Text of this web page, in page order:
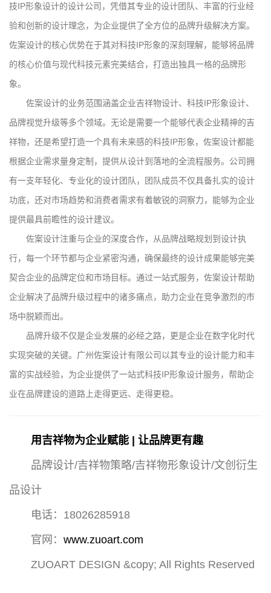
技IP形象设计的设计公司，凭借其专业的设计团队、丰富的行业经
验和创新的设计理念，为企业提供了全方位的品牌升级解决方案。
佐案设计的核心优势在于其对科技IP形象的深刻理解，能够将品牌
的核心价值与现代科技元素完美结合，打造出独具一格的品牌形
象。
佐案设计的业务范围涵盖企业吉祥物设计、科技IP形象设计、
品牌视觉升级等多个领域。无论是需要一个能够代表企业精神的吉
祥物，还是希望打造一个具有未来感的科技IP形象，佐案设计都能
根据企业需求量身定制，提供从设计到落地的全流程服务。公司拥
有一支年轻化、专业化的设计团队，团队成员不仅具备扎实的设计
功底，还对市场趋势和消费者需求有着敏锐的洞察力，能够为企业
提供最具前瞻性的设计建议。
佐案设计注重与企业的深度合作，从品牌战略规划到设计执
行，每一个环节都与企业紧密沟通，确保最终的设计成果能够完美
契合企业的品牌定位和市场目标。通过一站式服务，佐案设计帮助
企业解决了品牌升级过程中的诸多痛点，助力企业在竞争激烈的市
场中脱颖而出。
品牌升级不仅是企业发展的必经之路，更是企业在数字化时代
实现突破的关键。广州佐案设计有限公司以其专业的设计能力和丰
富的实战经验，为企业提供了一站式科技IP形象设计服务，帮助企
业在品牌建设的道路上走得更远、走得更稳。
用吉祥物为企业赋能 | 让品牌更有趣
品牌设计/吉祥物策略/吉祥物形象设计/文创衍生
品设计
电话：18026285918
官网： www.zuoart.com
ZUOART DESIGN &copy; All Rights Reserved